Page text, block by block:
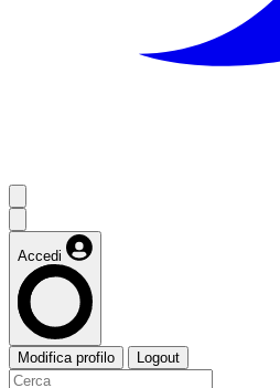
Accedi
Modifica profilo Logout